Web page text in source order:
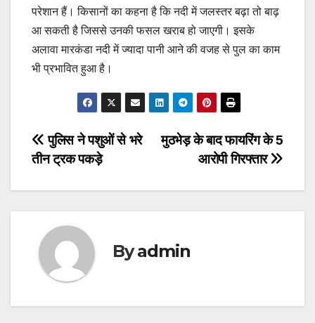
परेशान हैं। किसानों का कहना है कि नदी में जलस्तर बढ़ा तो बाढ़
आ सकती है जिससे उनकी फसल खराब हो जाएगी। इसके
अलावा मारकंडा नदी में ज्यादा पानी आने की वजह से पुल का काम
भी प्रभावित हुआ है।
Post
navigation
मुठभेड़ के बाद फायरिंग के 5
आरोपी गिरफ्तार
पुलिस ने पशुओं से भरे
तीन ट्रक पकड़े
Byadmin